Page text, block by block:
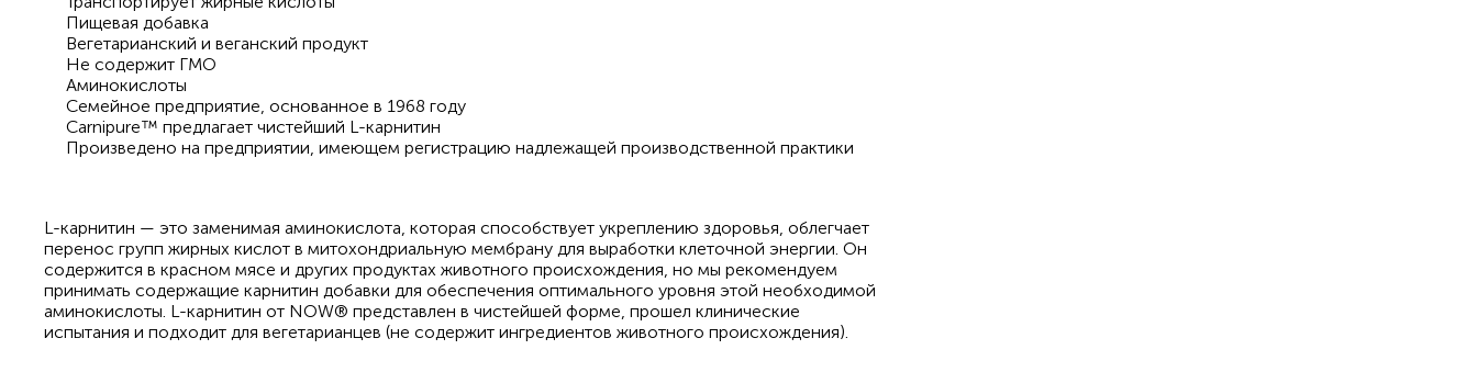
Пищевая добавка
Вегетарианский и веганский продукт
Не содержит ГМО
Аминокислоты
Семейное предприятие, основанное в 1968 году
Carnipure™ предлагает чистейший L-карнитин
Произведено на предприятии, имеющем регистрацию надлежащей производственной практики
L-карнитин — это заменимая аминокислота, которая способствует укреплению здоровья, облегчает
перенос групп жирных кислот в митохондриальную мембрану для выработки клеточной энергии. Он
содержится в красном мясе и других продуктах животного происхождения, но мы рекомендуем
принимать содержащие карнитин добавки для обеспечения оптимального уровня этой необходимой
аминокислоты. L-карнитин от NOW® представлен в чистейшей форме, прошел клинические
испытания и подходит для вегетарианцев (не содержит ингредиентов животного происхождения).